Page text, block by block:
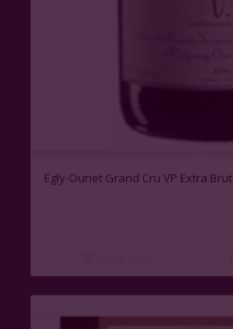
Egly-Ouriet Grand Cru VP Extra Brut